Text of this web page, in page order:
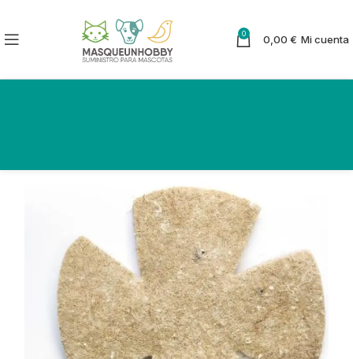
0 0,00 € Mi cuenta